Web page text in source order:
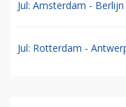
Jul: Amsterdam - Berlijn
Jul: Rotterdam -